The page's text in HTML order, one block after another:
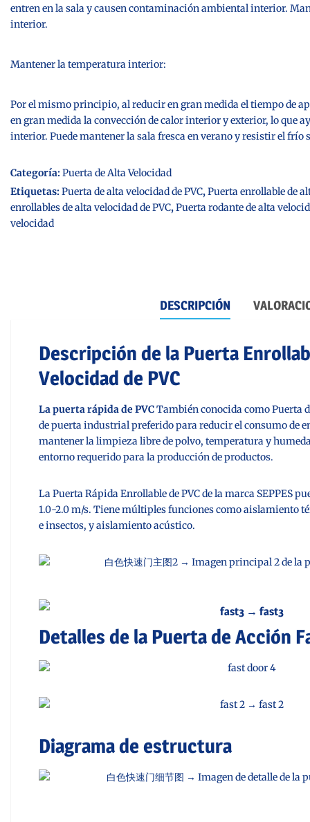
entren en la sala y causen contaminación ambiental interior.
interior.
Mantener la temperatura interior:
Por el mismo principio, al reducir en gran medida el tiempo de
en gran medida la convección de calor interior y exterior, lo que
interior. Puede mantener la sala fresca en verano y resistir el frío
Categoría:Puerta de Alta Velocidad
Etiquetas:Puerta de alta velocidad de PVC, Puerta enrollable de
enrollables de alta velocidad de PVC, Puerta rodante de alta
velocidad
DESCRIPCIÓN
Descripción de la Puerta
Velocidad de PVC
La puerta rápida de PVCTambién conocida comoPuerta
de puerta industrial preferido para reducir el consumo de
mantener la limpieza libre de polvo, temperatura y
entorno requerido para la producción de productos.
La Puerta Rápida Enrollable de PVC de la marca SEPPES
1.0-2.0 m/s. Tiene múltiples funciones como aislamiento
e insectos, y aislamiento acústico.
Detalles de la Puerta de Acción
Diagrama de estructura